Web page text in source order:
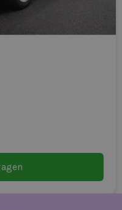
label voor korte
en maximale
voorraad of
aan. Vandaag
al rijden.